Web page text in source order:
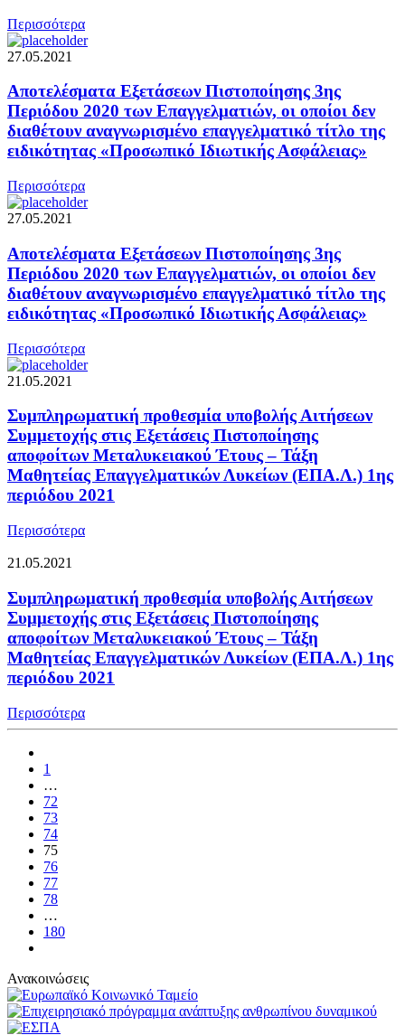
Περισσότερα
27.05.2021
Αποτελέσματα Εξετάσεων Πιστοποίησης 3ης
Περιόδου 2020 των Επαγγελματιών, οι οποίοι δεν
διαθέτουν αναγνωρισμένο επαγγελματικό τίτλο της
ειδικότητας «Προσωπικό Ιδιωτικής Ασφάλειας»
Περισσότερα
27.05.2021
Αποτελέσματα Εξετάσεων Πιστοποίησης 3ης
Περιόδου 2020 των Επαγγελματιών, οι οποίοι δεν
διαθέτουν αναγνωρισμένο επαγγελματικό τίτλο της
ειδικότητας «Προσωπικό Ιδιωτικής Ασφάλειας»
Περισσότερα
21.05.2021
Συμπληρωματική προθεσμία υποβολής Αιτήσεων
Συμμετοχής στις Εξετάσεις Πιστοποίησης
αποφοίτων Μεταλυκειακού Έτους – Τάξη
Μαθητείας Επαγγελματικών Λυκείων (ΕΠΑ.Λ.) 1ης
περιόδου 2021
Περισσότερα
21.05.2021
Συμπληρωματική προθεσμία υποβολής Αιτήσεων
Συμμετοχής στις Εξετάσεις Πιστοποίησης
αποφοίτων Μεταλυκειακού Έτους – Τάξη
Μαθητείας Επαγγελματικών Λυκείων (ΕΠΑ.Λ.) 1ης
περιόδου 2021
Περισσότερα
1
…
72
73
74
75
76
77
78
…
180
Ανακοινώσεις